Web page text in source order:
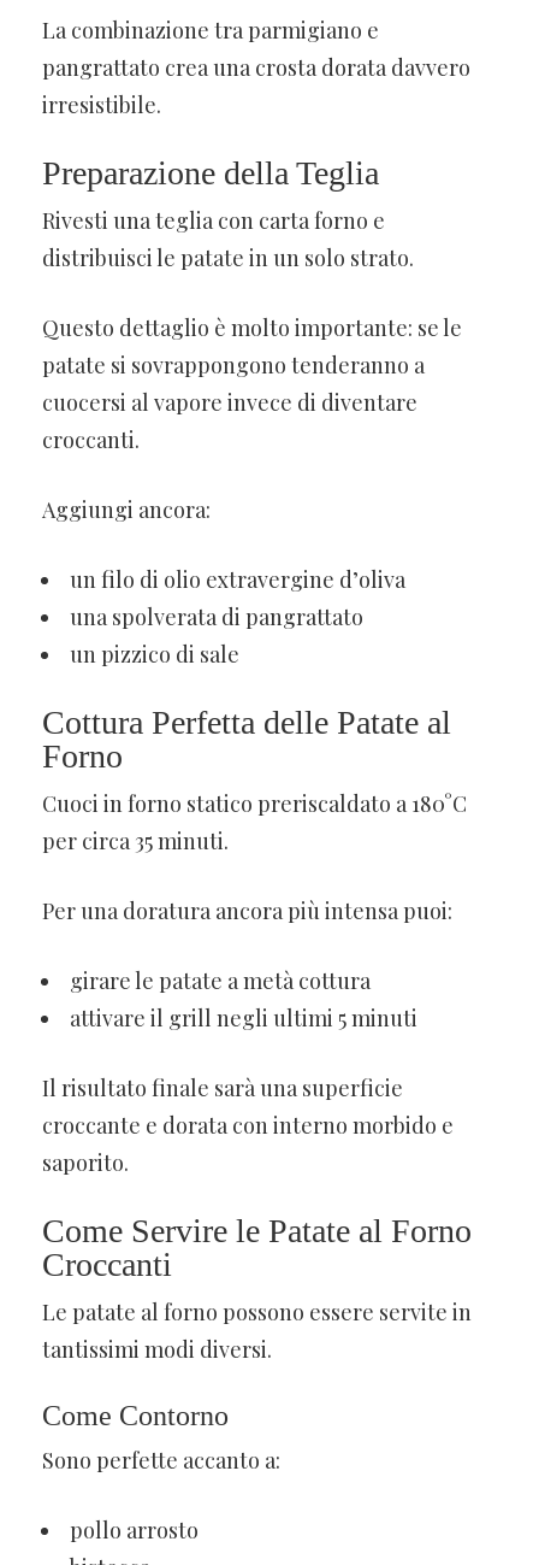
La combinazione tra parmigiano e
pangrattato crea una crosta dorata davvero
irresistibile.
Preparazione della Teglia
Rivesti una teglia con carta forno e
distribuisci le patate in un solo strato.
Questo dettaglio è molto importante: se le
patate si sovrappongono tenderanno a
cuocersi al vapore invece di diventare
croccanti.
Aggiungi ancora:
un filo di olio extravergine d’oliva
una spolverata di pangrattato
un pizzico di sale
Cottura Perfetta delle Patate al
Forno
Cuoci in forno statico preriscaldato a 180°C
per circa 35 minuti.
Per una doratura ancora più intensa puoi:
girare le patate a metà cottura
attivare il grill negli ultimi 5 minuti
Il risultato finale sarà una superficie
croccante e dorata con interno morbido e
saporito.
Come Servire le Patate al Forno
Croccanti
Le patate al forno possono essere servite in
tantissimi modi diversi.
Come Contorno
Sono perfette accanto a:
pollo arrosto